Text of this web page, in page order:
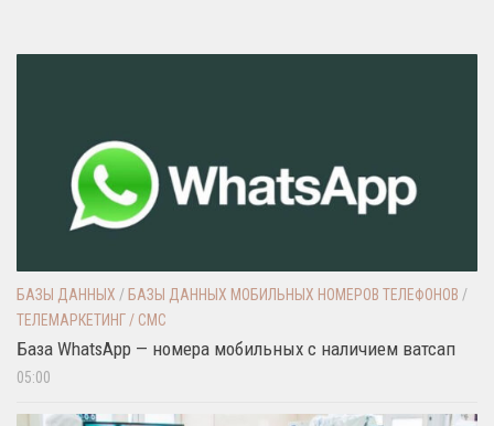
БАЗЫ ДАННЫХ /БАЗЫ ДАННЫХ МОБИЛЬНЫХ НОМЕРОВ ТЕЛЕФОНОВ /
ТЕЛЕМАРКЕТИНГ / СМС
База WhatsApp — номера мобильных с наличием ватсап
05:00